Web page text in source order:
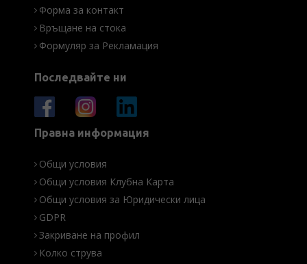
Форма за контакт
Връщане на стока
Формуляр за Рекламация
Последвайте ни
Правна информация
Общи условия
Общи условия Клубна Карта
Общи условия за Юридически лица
GDPR
Закриване на профил
Колко струва